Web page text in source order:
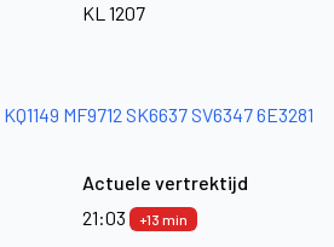
KL 1207
KQ1149 MF9712 SK6637 SV63476E3281
Actuele vertrektijd
21:03
+13 min